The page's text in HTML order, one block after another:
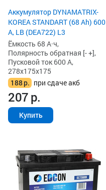
Аккумулятор DYNAMATRIX-
KOREA STANDART (68 Ah) 600
А, LB (DEA722) L3
Ёмкость 68 А·ч,
Полярность обратная [- +],
Пусковой ток 600 А,
278x175x175
188р. при сдаче акб
207р.
Купить